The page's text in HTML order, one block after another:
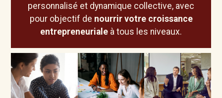
personnalisé et dynamique collective, avec
pour objectif de nourrir votre croissance
entrepreneuriale à tous les niveaux.